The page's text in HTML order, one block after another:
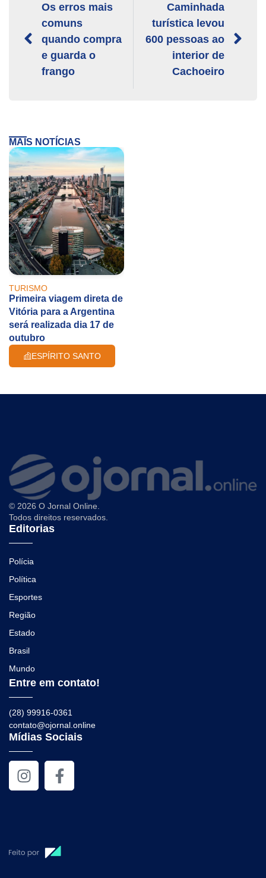
Os erros mais
comuns
quando compra
e guarda o
frango
Caminhada
turística levou
600 pessoas ao
interior de
Cachoeiro
MAIS NOTÍCIAS
TURISMO
Primeira viagem direta de
Vitória para a Argentina
será realizada dia 17 de
outubro
ESPÍRITO SANTO
© 2026 O Jornal Online.
Todos direitos reservados.
Editorias
Polícia
Política
Esportes
Região
Estado
Brasil
Mundo
Entre em contato!
(28) 99916-0361
contato@ojornal.online
Mídias Sociais